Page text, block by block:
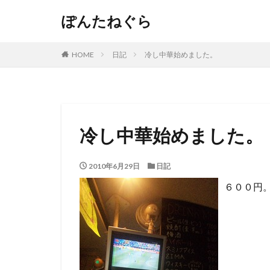
ぽんたねぐら
HOME 日記 冷し中華始めました。
冷し中華始めました。
2010年6月29日 日記
６００円